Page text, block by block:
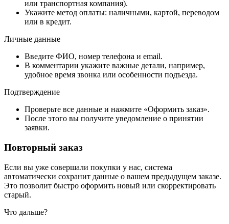
или транспортная компания).
Укажите метод оплаты: наличными, картой, переводом
или в кредит.
Личные данные
Введите ФИО, номер телефона и email.
В комментарии укажите важные детали, например,
удобное время звонка или особенности подъезда.
Подтверждение
Проверьте все данные и нажмите «Оформить заказ».
После этого вы получите уведомление о принятии
заявки.
Повторный заказ
Если вы уже совершали покупки у нас, система
автоматически сохранит данные о вашем предыдущем заказе.
Это позволит быстро оформить новый или скорректировать
старый.
Что дальше?